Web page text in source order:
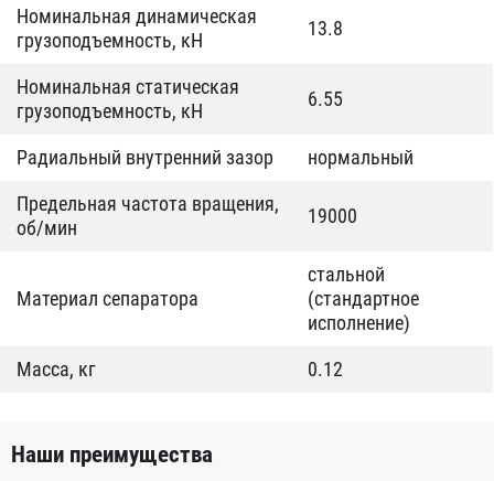
Номинальная динамическая
грузоподъемность, кН
13.8
Номинальная статическая
грузоподъемность, кН
6.55
Радиальный внутренний зазор
нормальный
Предельная частота вращения,
об/мин
19000
Материал сепаратора
стальной
(стандартное
исполнение)
Масса, кг
0.12
Наши преимущества